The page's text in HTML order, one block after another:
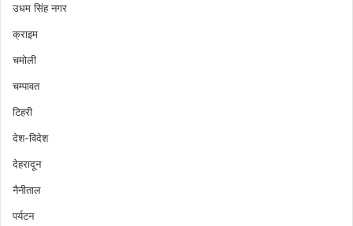
उधम सिंह नगर
क्राइम
चमोली
चम्पावत
टिहरी
देश-विदेश
देहरादून
नैनीताल
पर्यटन